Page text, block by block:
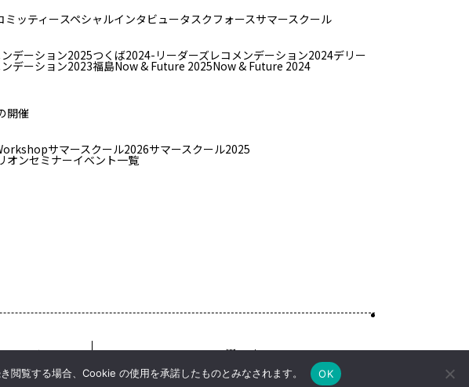
ミッティースペシャルインタビュータスクフォースサマースクール
デーション2025つくば2024-リーダーズレコメンデーション2024デリー
デーション2023福島Now & Future 2025Now & Future 2024
開催
サマースクール2026サマースクール2025
オンセミナーイベント一覧
Top
覧する場合、Cookie の使用を承諾したものとみなされます。 OK